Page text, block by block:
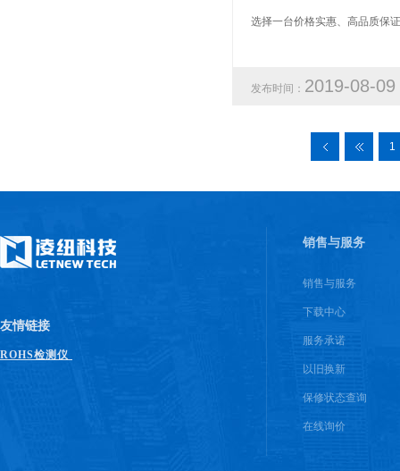
选择一台价格实惠、高品质保
发布时间： 2019-08-09
1
友情链接
ROHS检测仪
销售与服务
销售与服务
下载中心
服务承诺
以旧换新
保修状态查询
在线询价